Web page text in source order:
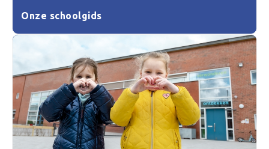
Onze schoolgids